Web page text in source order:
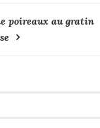
poireaux au gratin